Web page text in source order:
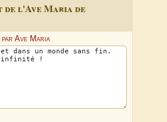
l'Ave Maria de
Ave Maria